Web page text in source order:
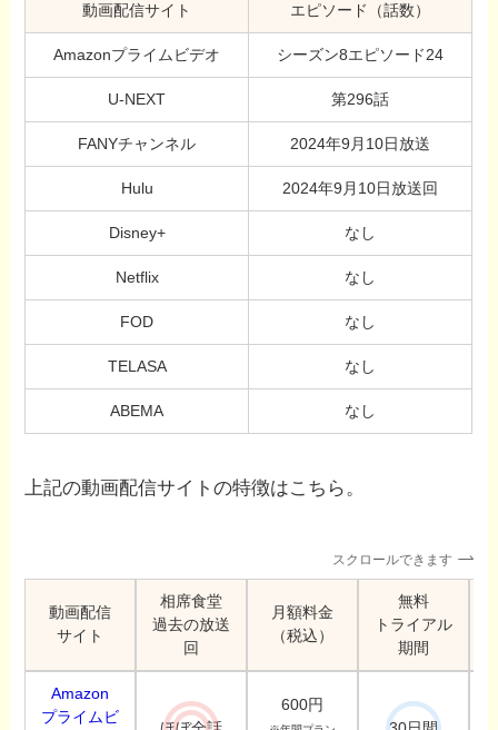
動画配信サイト エピソード（話数）
Amazonプライムビデオ シーズン8エピソード24
U-NEXT 第296話
FANYチャンネル 2024年9月10日放送
Hulu 2024年9月10日放送回
Disney+ なし
Netflix なし
FOD なし
TELASA なし
ABEMA なし
上記の動画配信サイトの特徴はこちら。
スクロールできます
動画配信
サイト
相席食堂
過去の放送
回
月額料金
（税込）
無料
トライアル
期間
Amazon
プライムビ
600円